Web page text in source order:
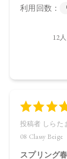
【原産国】
店舗でお問い合
07：4571649069278
【店舗発売日】
CosmeKitchen
Biople 2025/8/1